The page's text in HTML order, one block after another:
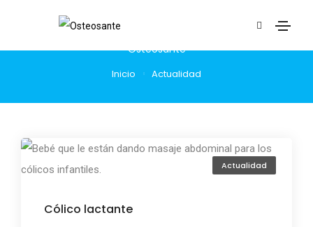
Publicaciones
Osteosanté
Inicio Actualidad
Actualidad
Cólico lactante